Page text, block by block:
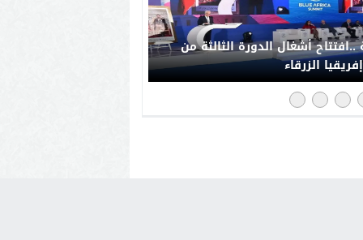
تجتاح مواقع
بالمغرب: رد حضاري على حملات
الإعلامي